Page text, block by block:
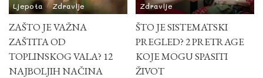
Ljepota Zdravlje
ZAŠTO JE VAŽNA
ZAŠTITA OD
TOPLINSKOG VALA? 12
NAJBOLJIH NAČINA
Zdravlje
ŠTO JE SISTEMATSKI
PREGLED? 2 PRETRAGE
KOJE MOGU SPASITI
ŽIVOT